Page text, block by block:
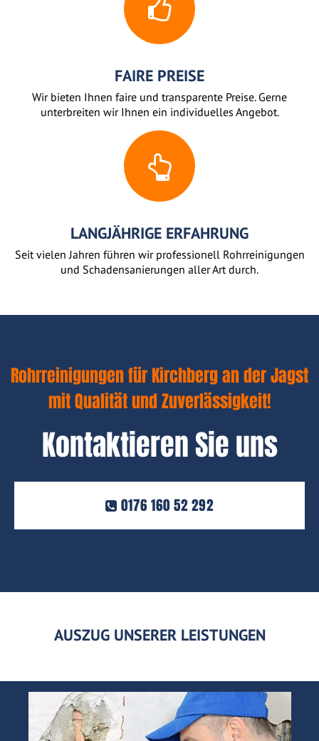
FAIRE PREISE
Wir bieten Ihnen faire und transparente Preise. Gerne
unterbreiten wir Ihnen ein individuelles Angebot.
LANGJÄHRIGE ERFAHRUNG
Seit vielen Jahren führen wir professionell Rohrreinigungen
und Schadensanierungen aller Art durch.
Rohrreinigungen für Kirchberg an der Jagst
mit Qualität und Zuverlässigkeit!
Kontaktieren Sie uns
0176 160 52 292
AUSZUG UNSERER LEISTUNGEN